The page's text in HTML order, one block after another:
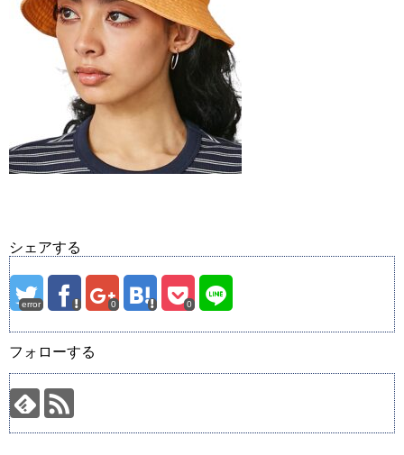
シェアする
error 0 0
フォローする